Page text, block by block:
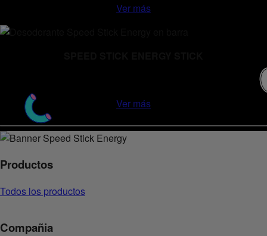
Ver más
Ver más
Productos
Todos los productos
Compañia